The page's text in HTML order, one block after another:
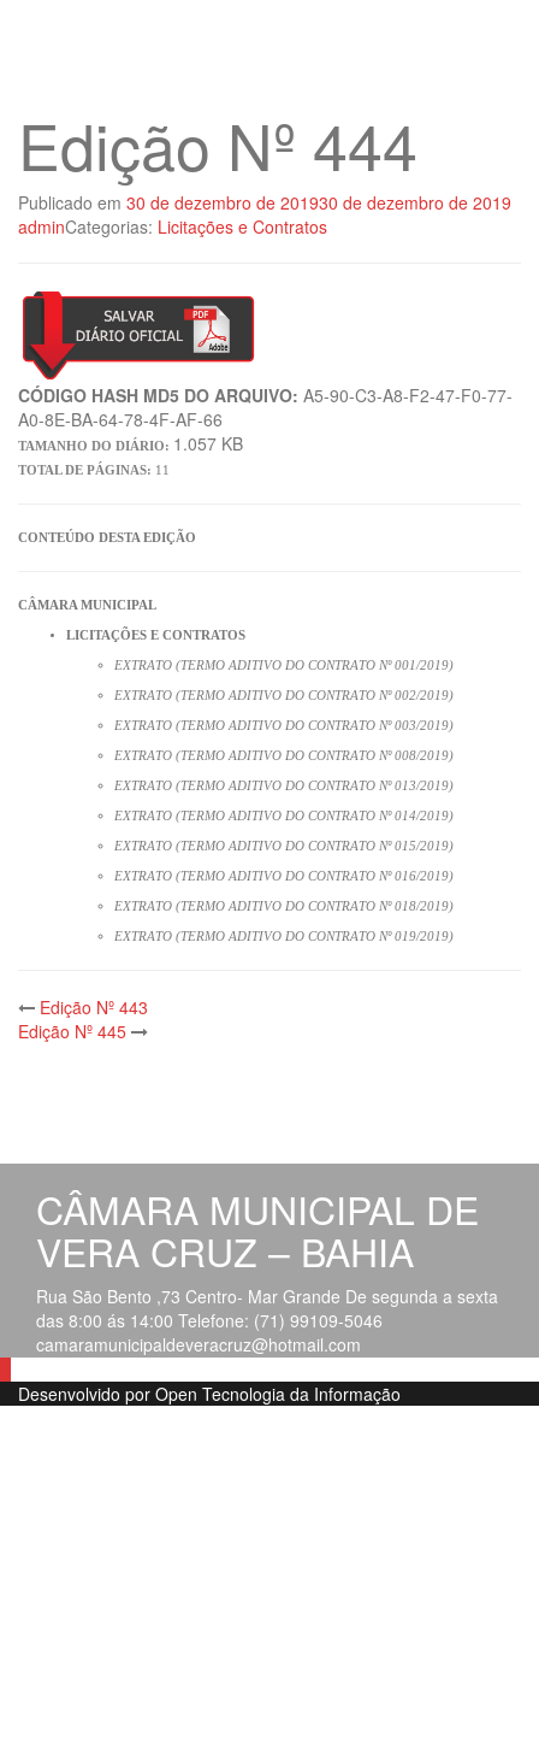
Edição Nº 444
Publicado em 30 de dezembro de 201930 de dezembro de 2019
adminCategorias: Licitações e Contratos
CÓDIGO HASH MD5 DO ARQUIVO: A5-90-C3-A8-F2-47-F0-77-
A0-8E-BA-64-78-4F-AF-66
TAMANHO DO DIÁRIO: 1.057 KB
TOTAL DE PÁGINAS: 11
CONTEÚDO DESTA EDIÇÃO
CÂMARA MUNICIPAL
LICITAÇÕES E CONTRATOS
EXTRATO (TERMO ADITIVO DO CONTRATO Nº 001/2019)
EXTRATO (TERMO ADITIVO DO CONTRATO Nº 002/2019)
EXTRATO (TERMO ADITIVO DO CONTRATO Nº 003/2019)
EXTRATO (TERMO ADITIVO DO CONTRATO Nº 008/2019)
EXTRATO (TERMO ADITIVO DO CONTRATO Nº 013/2019)
EXTRATO (TERMO ADITIVO DO CONTRATO Nº 014/2019)
EXTRATO (TERMO ADITIVO DO CONTRATO Nº 015/2019)
EXTRATO (TERMO ADITIVO DO CONTRATO Nº 016/2019)
EXTRATO (TERMO ADITIVO DO CONTRATO Nº 018/2019)
EXTRATO (TERMO ADITIVO DO CONTRATO Nº 019/2019)
Post
Edição Nº 443
Edição Nº 445
CÂMARA MUNICIPAL DE
VERA CRUZ – BAHIA
Rua São Bento ,73 Centro- Mar Grande De segunda a sexta
das 8:00 ás 14:00 Telefone: (71) 99109-5046
camaramunicipaldeveracruz@hotmail.com
Desenvolvido por Open Tecnologia da Informação